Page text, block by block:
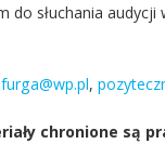
do słuchania audycji
,
chronione są